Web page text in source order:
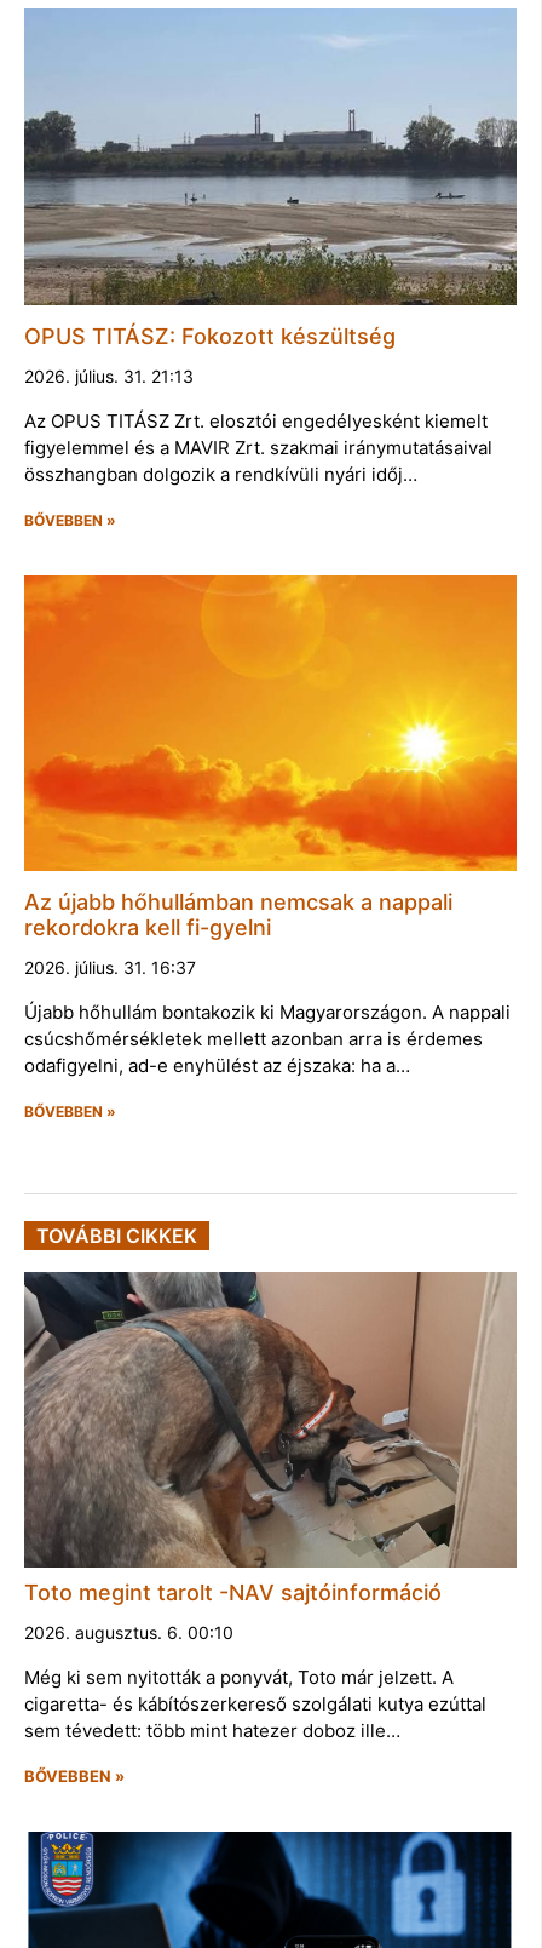
OPUS TITÁSZ: Fokozott készültség
2026. július. 31. 21:13
Az OPUS TITÁSZ Zrt. elosztói engedélyesként kiemelt
figyelemmel és a MAVIR Zrt. szakmai iránymutatásaival
összhangban dolgozik a rendkívüli nyári időj…
BŐVEBBEN »
Az újabb hőhullámban nemcsak a nappali
rekordokra kell fi-gyelni
2026. július. 31. 16:37
Újabb hőhullám bontakozik ki Magyarországon. A nappali
csúcshőmérsékletek mellett azonban arra is érdemes
odafigyelni, ad-e enyhülést az éjszaka: ha a…
BŐVEBBEN »
TOVÁBBI CIKKEK
Toto megint tarolt -NAV sajtóinformáció
2026. augusztus. 6. 00:10
Még ki sem nyitották a ponyvát, Toto már jelzett. A
cigaretta- és kábítószerkereső szolgálati kutya ezúttal
sem tévedett: több mint hatezer doboz ille…
BŐVEBBEN »